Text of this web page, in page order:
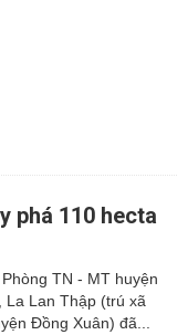
phá 110 hecta
TN - MT huyện
La Lan Thập (trú xã
Đồng Xuân) đã...